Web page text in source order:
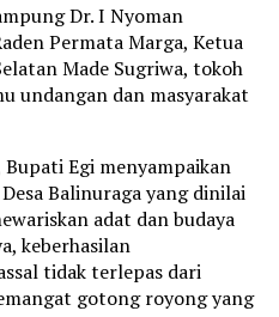
Dr. I Nyoman
Permata Marga, Ketua
Made Sugriwa, tokoh
undangan dan masyarakat
Egi menyampaikan
Balinuraga yang dinilai
adat dan budaya
keberhasilan
tidak terlepas dari
gotong royong yang